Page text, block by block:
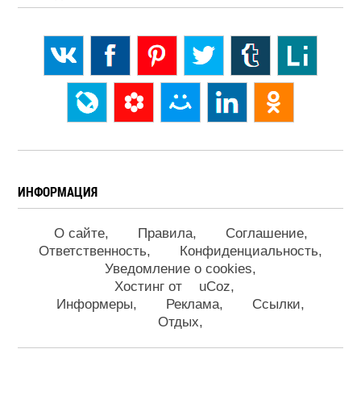
ИНФОРМАЦИЯ
О сайте Правила
Соглашение
Ответственность
Конфиденциальность
Уведомление о cookies
Хостинг от
uCoz
Информеры
Реклама
Ссылки
Отдых